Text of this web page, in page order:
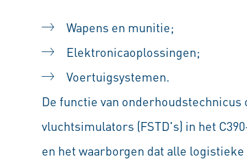
Wapens en munitie;
Elektronicaoplossingen;
Voertuigsystemen.
De functie van
vluchtsimulators (FSTD's) in het
en het waarborgen dat alle